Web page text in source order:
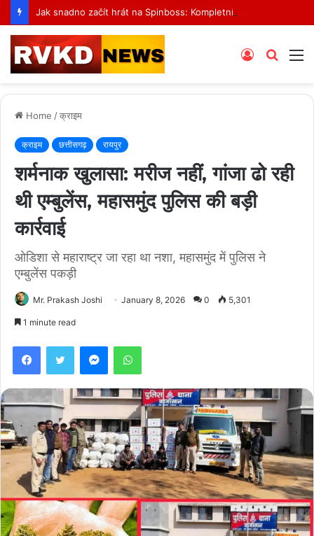
Search
Log
Home /क्राइम
क्राइम छत्तीसगढ़ रायपुर
शर्मनाक खुलासा: मरीज नहीं, गांजा ढो रही
थी एम्बुलेंस, महासमुंद पुलिस की बड़ी
कार्रवाई
ओडिशा से महाराष्ट्र जा रहा था नशा, महासमुंद में पुलिस ने
एम्बुलेंस पकड़ी
Mr. Prakash Joshi January 8, 2026 0 5,301
1 minute read
FacebookTwitter MessengerWhatsApp